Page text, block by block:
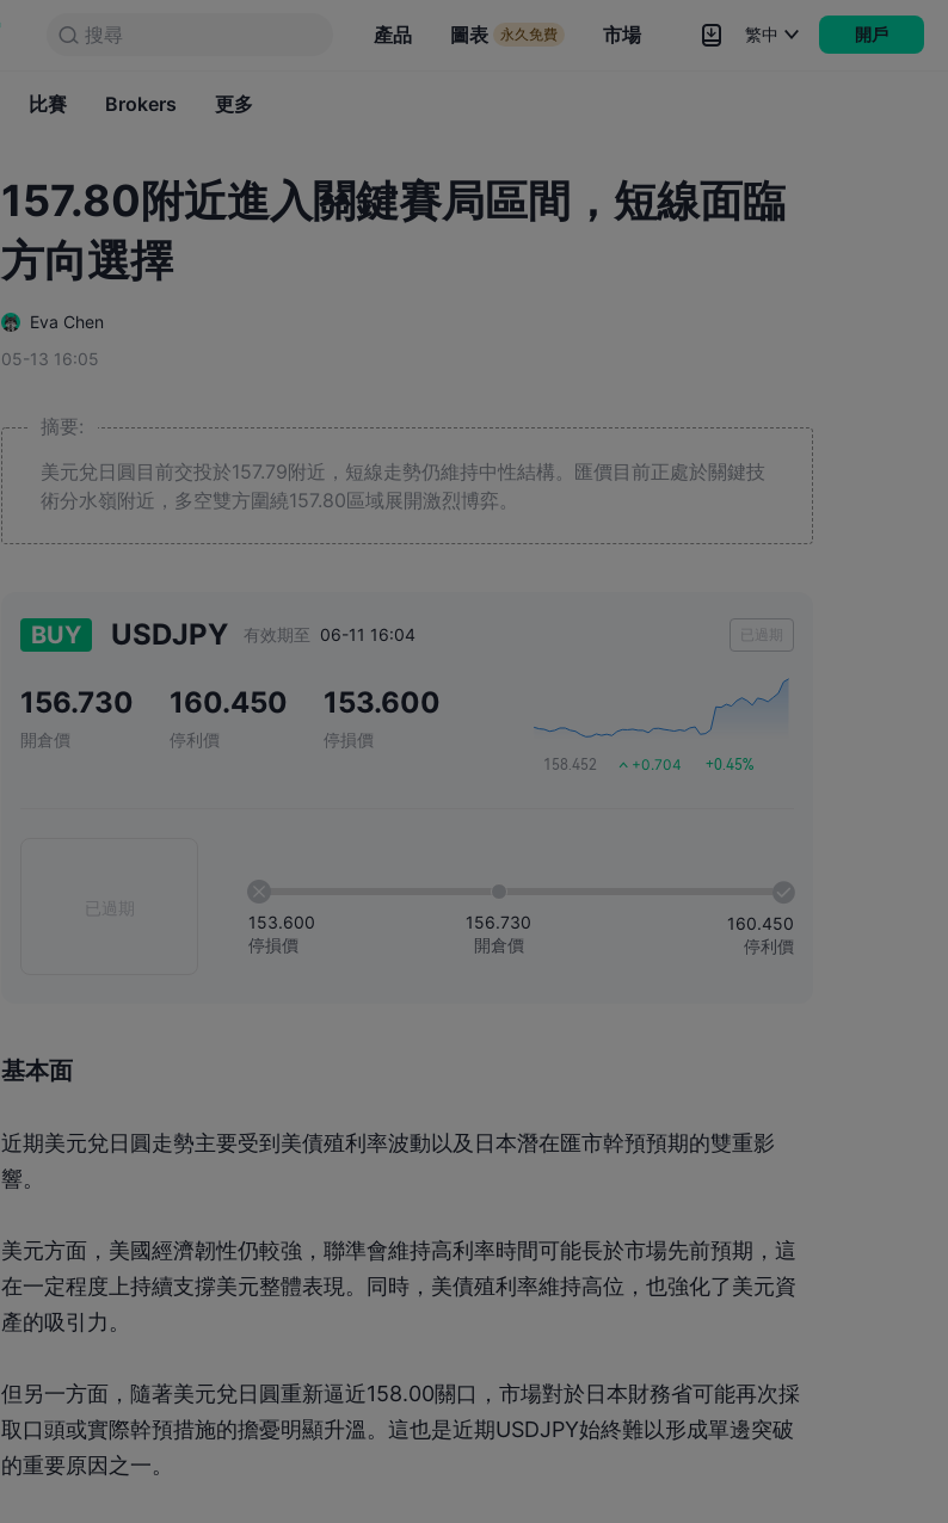
搜尋 產品 圖表 永久免費 市場
資訊 訊號
繁中 開戶
比賽 Brokers 更多
157.80附近進入關鍵賽局區間，短線面臨
方向選擇
Eva Chen
05-13 16:05
摘要:
美元兌日圓目前交投於157.79附近，短線走勢仍維持中性結構。匯價目前正處於關鍵技
術分水嶺附近，多空雙方圍繞157.80區域展開激烈博弈。
BUY USDJPY 有效期至 06-11 16:04 已過期
156.730
開倉價
160.450
停利價
153.600
停損價
158.450 +0.702 +0.45%
已過期
153.600
停損價
156.730
開倉價
160.450
停利價
基本面
近期美元兌日圓走勢主要受到美債殖利率波動以及日本潛在匯市幹預預期的雙重影
響。
美元方面，美國經濟韌性仍較強，聯準會維持高利率時間可能長於市場先前預期，這
在一定程度上持續支撐美元整體表現。同時，美債殖利率維持高位，也強化了美元資
產的吸引力。
但另一方面，隨著美元兌日圓重新逼近158.00關口，市場對於日本財務省可能再次採
取口頭或實際幹預措施的擔憂明顯升溫。這也是近期USDJPY始終難以形成單邊突破
的重要原因之一。